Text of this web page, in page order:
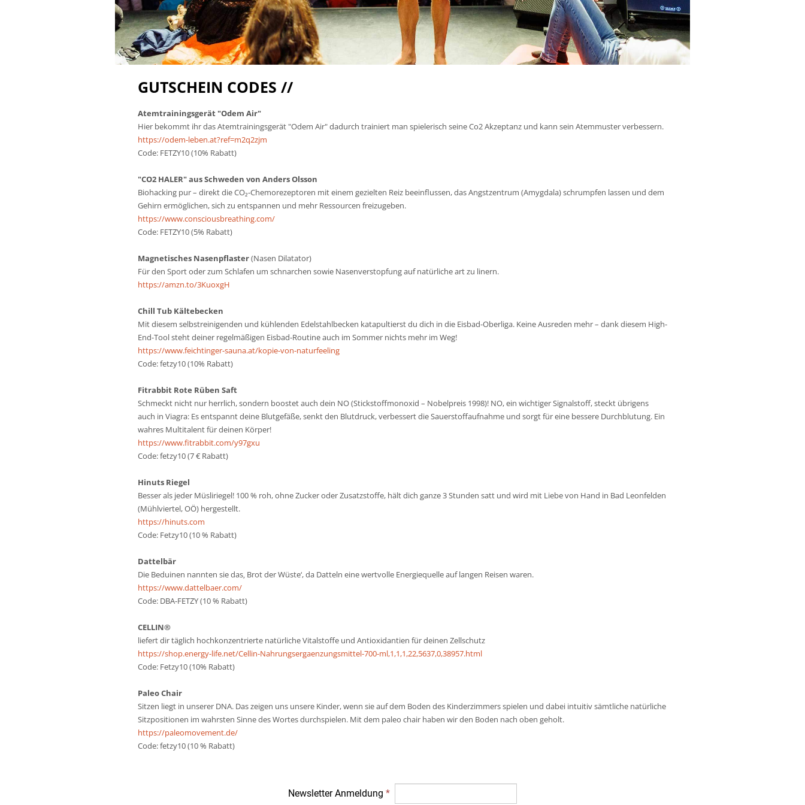
GUTSCHEIN CODES //
Atemtrainingsgerät "Odem Air"
Hier bekommt ihr das Atemtrainingsgerät "Odem Air" dadurch trainiert man spielerisch seine Co2 Akzeptanz und kann sein Atemmuster verbessern.
https://odem-leben.at?ref=m2q2zjm
Code: FETZY10 (10% Rabatt)
"CO2 HALER" aus Schweden von Anders Olsson
Biohacking pur – direkt die CO₂-Chemorezeptoren mit einem gezielten Reiz beeinflussen, das Angstzentrum (Amygdala) schrumpfen lassen und dem
Gehirn ermöglichen, sich zu entspannen und mehr Ressourcen freizugeben.
https://www.consciousbreathing.com/
Code: FETZY10 (5% Rabatt)
Magnetisches Nasenpflaster(Nasen Dilatator)
Für den Sport oder zum Schlafen um schnarchen sowie Nasenverstopfung auf natürliche art zu linern.
https://amzn.to/3KuoxgH
Chill Tub Kältebecken
Mit diesem selbstreinigenden und kühlenden Edelstahlbecken katapultierst du dich in die Eisbad-Oberliga. Keine Ausreden mehr – dank diesem High-
End-Tool steht deiner regelmäßigen Eisbad-Routine auch im Sommer nichts mehr im Weg!
https://www.feichtinger-sauna.at/kopie-von-naturfeeling
Code: fetzy10 (10% Rabatt)
Fitrabbit Rote Rüben Saft
Schmeckt nicht nur herrlich, sondern boostet auch dein NO (Stickstoffmonoxid – Nobelpreis 1998)! NO, ein wichtiger Signalstoff, steckt übrigens
auch in Viagra: Es entspannt deine Blutgefäße, senkt den Blutdruck, verbessert die Sauerstoffaufnahme und sorgt für eine bessere Durchblutung. Ein
wahres Multitalent für deinen Körper!
https://www.fitrabbit.com/y97gxu
Code: fetzy10 (7 € Rabatt)
Hinuts Riegel
Besser als jeder Müsliriegel! 100 % roh, ohne Zucker oder Zusatzstoffe, hält dich ganze 3 Stunden satt und wird mit Liebe von Hand in Bad Leonfelden
(Mühlviertel, OÖ) hergestellt.
https://hinuts.com
Code: Fetzy10 (10 % Rabatt)
Dattelbär
Die Beduinen nannten sie das‚ Brot der Wüste‘, da Datteln eine wertvolle Energiequelle auf langen Reisen waren.
https://www.dattelbaer.com/
Code: DBA-FETZY (10 % Rabatt)
CELLIN®️
liefert dir täglich hochkonzentrierte natürliche Vitalstoffe und Antioxidantien für deinen Zellschutz
https://shop.energy-life.net/Cellin-Nahrungsergaenzungsmittel-700-ml,1,1,1,22,5637,0,38957.html
Code: Fetzy10 (10% Rabatt)
Paleo Chair
Sitzen liegt in unserer DNA. Das zeigen uns unsere Kinder, wenn sie auf dem Boden des Kinderzimmers spielen und dabei intuitiv sämtliche natürliche
Sitzpositionen im wahrsten Sinne des Wortes durchspielen. Mit dem paleo chair haben wir den Boden nach oben geholt.
https://paleomovement.de/
Code: fetzy10 (10 % Rabatt)
Newsletter Anmeldung *